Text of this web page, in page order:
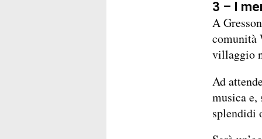
3 – I
A
comunità
villaggio
Ad
musica
splendidi